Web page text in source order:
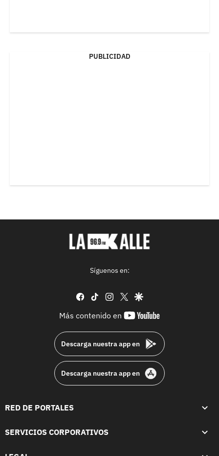
PUBLICIDAD
Síguenos en:
facebook
tiktok instagram
twittergoogle
Más contenido en
youtube-
Descarga nuestra app en
Descarga nuestra app en
RED DE PORTALES
SERVICIOS CORPORATIVOS